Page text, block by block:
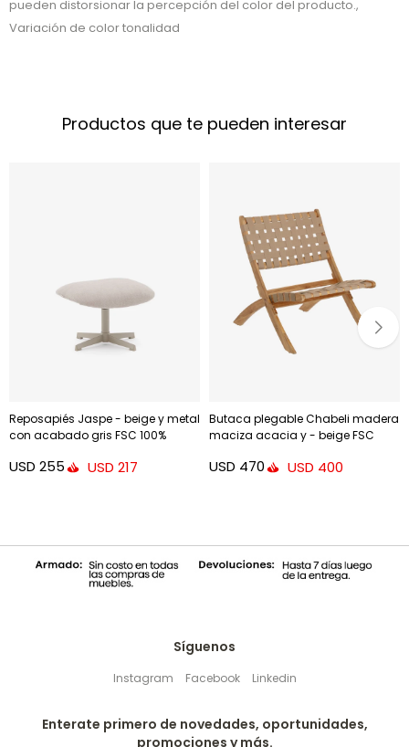
pueden distorsionar la percepción del color del producto.,
Variación de color tonalidad
Productos que te pueden interesar
Reposapiés Jaspe - beige y metal
con acabado gris FSC 100%
USD 255 USD 217
Butaca plegable Chabeli madera
maciza acacia y - beige FSC
USD 470 USD 400
Síguenos
Instagram Facebook Linkedin
Enterate primero de novedades, oportunidades,
promociones y más.